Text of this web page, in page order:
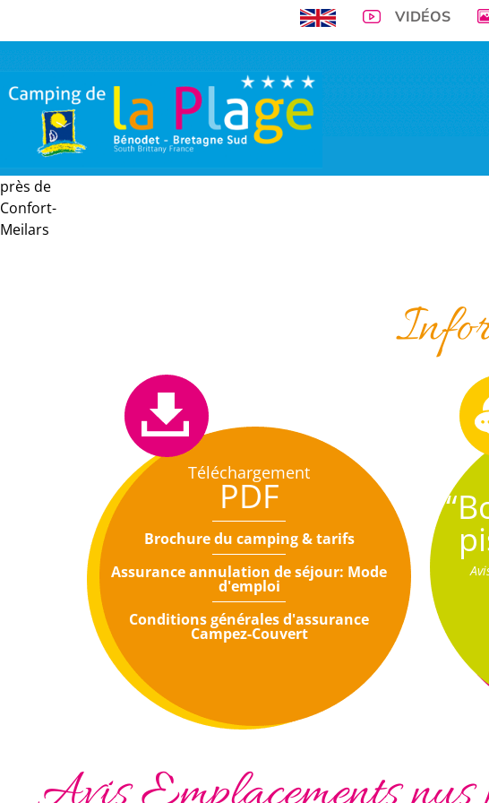
VIDÉOS
près de
Confort-
Meilars
Téléchargement
PDF
Brochure du camping & tarifs
Assurance annulation de séjour: Mode
d'emploi
Conditions générales d'assurance
Campez-Couvert